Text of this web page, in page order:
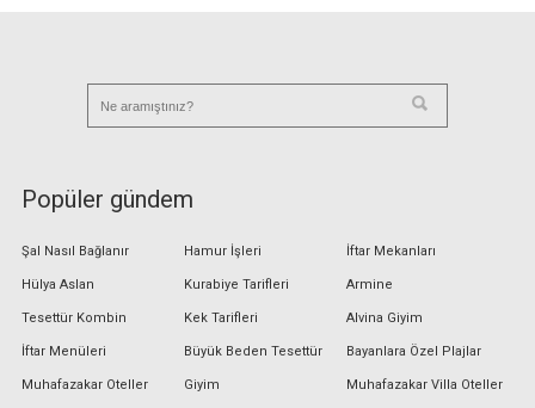
Popüler gündem
Şal Nasıl Bağlanır
Hülya Aslan
Tesettür Kombin
İftar Menüleri
Muhafazakar Oteller
Hamur İşleri
Kurabiye Tarifleri
Kek Tarifleri
Büyük Beden Tesettür
Giyim
İftar Mekanları
Armine
Alvina Giyim
Bayanlara Özel Plajlar
Muhafazakar Villa Oteller